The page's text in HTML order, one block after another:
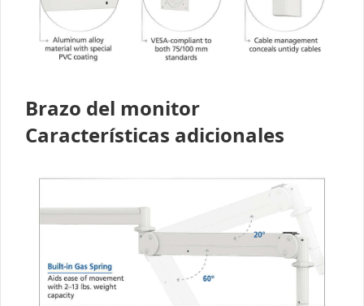
Brazo del monitor
Características adicionales